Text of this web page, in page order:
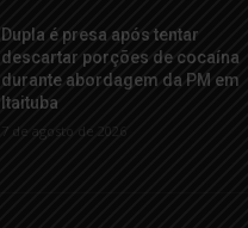
Dupla é presa após tentar
descartar porções de cocaína
durante abordagem da PM em
Itaituba
7 de agosto de 2026